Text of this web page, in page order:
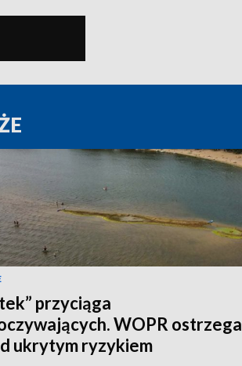
przyciąga
WOPR ostrzega
ukrytym ryzykiem